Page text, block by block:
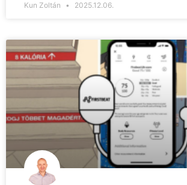
Kun Zoltán 2025.12.06.